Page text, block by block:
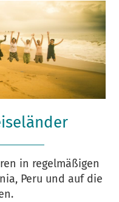
in regelmäßigen
Peru und auf die